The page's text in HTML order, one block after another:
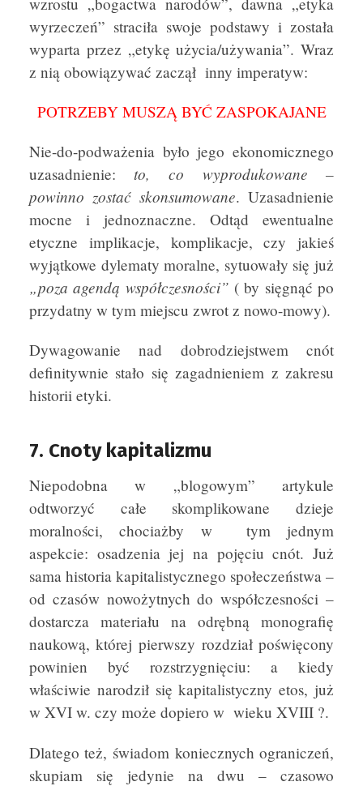
wyrzeczeń” straciła swoje podstawy i została
wyparta przez „etykę użycia/używania”. Wraz
z nią obowiązywać zaczął inny imperatyw:
POTRZEBY MUSZĄ BYĆ ZASPOKAJANE
Nie-do-podważenia było jego ekonomicznego
uzasadnienie: to, co wyprodukowane –
powinno zostać skonsumowane. Uzasadnienie
mocne i jednoznaczne. Odtąd ewentualne
etyczne implikacje, komplikacje, czy jakieś
wyjątkowe dylematy moralne, sytuowały się już
„poza agendą współczesności” ( by sięgnąć po
przydatny w tym miejscu zwrot z nowo-mowy).
Dywagowanie nad dobrodziejstwem cnót
definitywnie stało się zagadnieniem z zakresu
historii etyki.
7. Cnoty kapitalizmu
Niepodobna w „blogowym” artykule
odtworzyć całe skomplikowane dzieje
moralności, chociażby w tym jednym
aspekcie: osadzenia jej na pojęciu cnót. Już
sama historia kapitalistycznego społeczeństwa –
od czasów nowożytnych do współczesności –
dostarcza materiału na odrębną monografię
naukową, której pierwszy rozdział poświęcony
powinien być rozstrzygnięciu: a kiedy
właściwie narodził się kapitalistyczny etos, już
w XVI w. czy może dopiero w wieku XVIII ?.
Dlatego też, świadom koniecznych ograniczeń,
skupiam się jedynie na dwu – czasowo